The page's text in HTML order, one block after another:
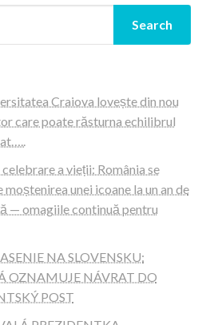
Search
Craiova lovește din nou
care poate răsturna echilibrul
a vieții: România se
unei icoane la un an de
— omagiile continuă pentru
NA SLOVENSKU:
OZNAMUJE NÁVRAT DO
POST